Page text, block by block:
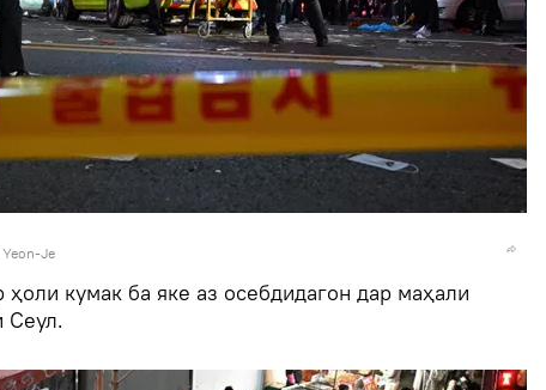
Je
ҳоли кумак ба яке аз осебдидагон дар маҳали
Сеул.